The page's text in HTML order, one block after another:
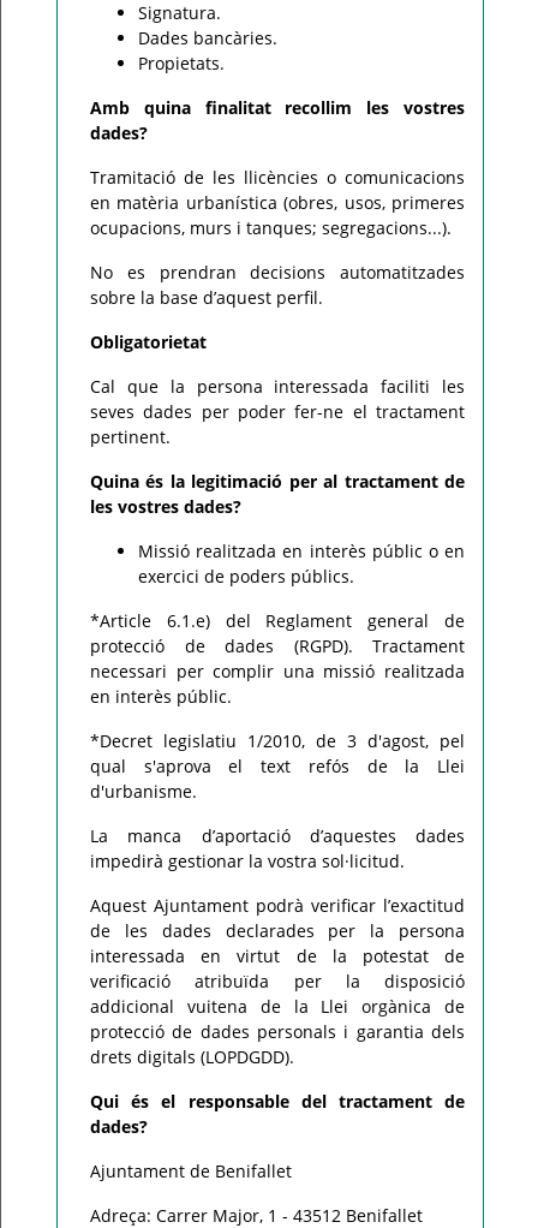
Signatura.
Dades bancàries.
Propietats.
Amb quina finalitat recollim les vostres
dades?
Tramitació de les llicències o comunicacions
en matèria urbanística (obres, usos, primeres
ocupacions, murs i tanques; segregacions...).
No es prendran decisions automatitzades
sobre la base d’aquest perfil.
Obligatorietat
Cal que la persona interessada faciliti les
seves dades per poder fer-ne el tractament
pertinent.
Quina és la legitimació per al tractament de
les vostres dades?
Missió realitzada en interès públic o en
exercici de poders públics.
*Article 6.1.e) del Reglament general de
protecció de dades (RGPD). Tractament
necessari per complir una missió realitzada
en interès públic.
*Decret legislatiu 1/2010, de 3 d'agost, pel
qual s'aprova el text refós de la Llei
d'urbanisme.
La manca d’aportació d’aquestes dades
impedirà gestionar la vostra sol·licitud.
Aquest Ajuntament podrà verificar l’exactitud
de les dades declarades per la persona
interessada en virtut de la potestat de
verificació atribuïda per la disposició
addicional vuitena de la Llei orgànica de
protecció de dades personals i garantia dels
drets digitals (LOPDGDD).
Qui és el responsable del tractament de
dades?
Ajuntament de Benifallet
Adreça: Carrer Major, 1 - 43512 Benifallet